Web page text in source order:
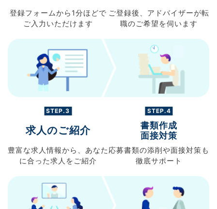
登録フォームから 1分ほどで
ご入力 いただけます
ご登録後、 アドバイザーが転
職のご希望を伺います
STEP.3
求人のご紹介
豊富な求人情報から、 あなた
に合った求人を ご紹介
STEP.4
書類作成
面接対策
応募書類の添削や面接対策も
徹底サポート